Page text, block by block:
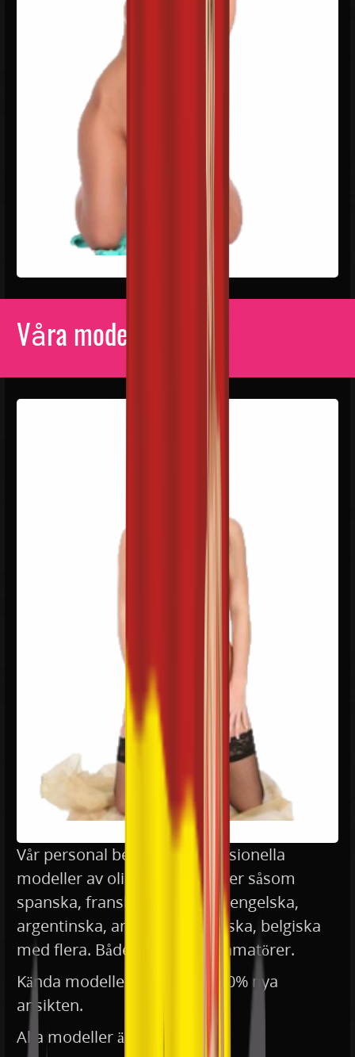
Våra modeller
Vår personal består av professionella
modeller av olika nationaliteter såsom
spanska, franska, rumänska, engelska,
argentinska, amerikanska, tyska, belgiska
med flera. Både erfarna och amatörer.
Kända modeller såväl som 100% nya
ansikten.
Alla modeller är över 18 år.